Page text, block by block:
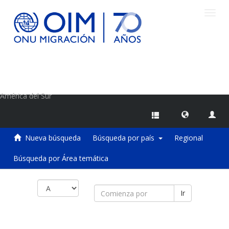
América del Sur
Nueva búsqueda Búsqueda por país Regional
Búsqueda por Área temática
Ir